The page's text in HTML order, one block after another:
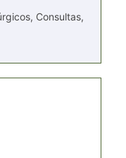
Consultas,